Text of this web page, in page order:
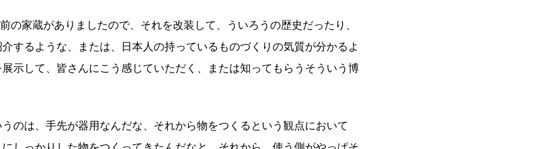
の家蔵がありましたので、それを改装して、ういろうの歴史だったり、
するような、または、日本人の持っているものづくりの気質が分かるよ
示して、皆さんにこう感じていただく、または知ってもらうそういう博
のは、手先が器用なんだな、それから物をつくるという観点において